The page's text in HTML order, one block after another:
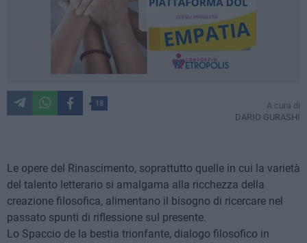
18
A cura di
DARIO GURASHI
Le opere del Rinascimento, soprattutto quelle in cui la varietà
del talento letterario si amalgama alla ricchezza della
creazione filosofica, alimentano il bisogno di ricercare nel
passato spunti di riflessione sul presente.
Lo Spaccio de la bestia trionfante, dialogo filosofico in